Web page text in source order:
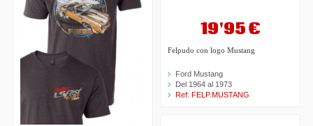
19'95 €
Felpudo con logo Mustang
Ford Mustang
Del 1964 al 1973
Ref: FELP.MUSTANG